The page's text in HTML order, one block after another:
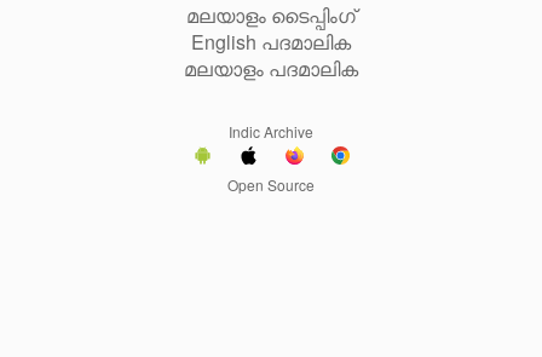
മലയാളം ടൈപ്പിംഗ്
English പദമാലിക
മലയാളം പദമാലിക
Indic Archive
Open Source